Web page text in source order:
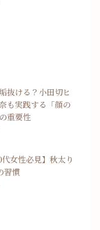
抜ける？小田切ヒ
も実践する「顔の
重要性
代女性必見】秋太り
習慣